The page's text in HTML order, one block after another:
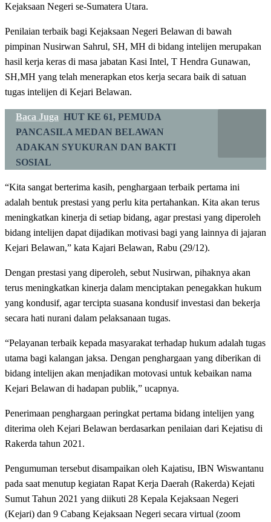
Kejaksaan Negeri se-Sumatera Utara.
Penilaian terbaik bagi Kejaksaan Negeri Belawan di bawah
pimpinan Nusirwan Sahrul, SH, MH di bidang intelijen merupakan
hasil kerja keras di masa jabatan Kasi Intel, T Hendra Gunawan,
SH,MH yang telah menerapkan etos kerja secara baik di satuan
tugas intelijen di Kejari Belawan.
Baca Juga HUT KE 61, PEMUDA
PANCASILA MEDAN BELAWAN
ADAKAN SYUKURAN DAN BAKTI
SOSIAL
“Kita sangat berterima kasih, penghargaan terbaik pertama ini
adalah bentuk prestasi yang perlu kita pertahankan. Kita akan terus
meningkatkan kinerja di setiap bidang, agar prestasi yang diperoleh
bidang intelijen dapat dijadikan motivasi bagi yang lainnya di jajaran
Kejari Belawan,” kata Kajari Belawan, Rabu (29/12).
Dengan prestasi yang diperoleh, sebut Nusirwan, pihaknya akan
terus meningkatkan kinerja dalam menciptakan penegakkan hukum
yang kondusif, agar tercipta suasana kondusif investasi dan bekerja
secara hati nurani dalam pelaksanaan tugas.
“Pelayanan terbaik kepada masyarakat terhadap hukum adalah tugas
utama bagi kalangan jaksa. Dengan penghargaan yang diberikan di
bidang intelijen akan menjadikan motovasi untuk kebaikan nama
Kejari Belawan di hadapan publik,” ucapnya.
Penerimaan penghargaan peringkat pertama bidang intelijen yang
diterima oleh Kejari Belawan berdasarkan penilaian dari Kejatisu di
Rakerda tahun 2021.
Pengumuman tersebut disampaikan oleh Kajatisu, IBN Wiswantanu
pada saat menutup kegiatan Rapat Kerja Daerah (Rakerda) Kejati
Sumut Tahun 2021 yang diikuti 28 Kepala Kejaksaan Negeri
(Kejari) dan 9 Cabang Kejaksaan Negeri secara virtual (zoom